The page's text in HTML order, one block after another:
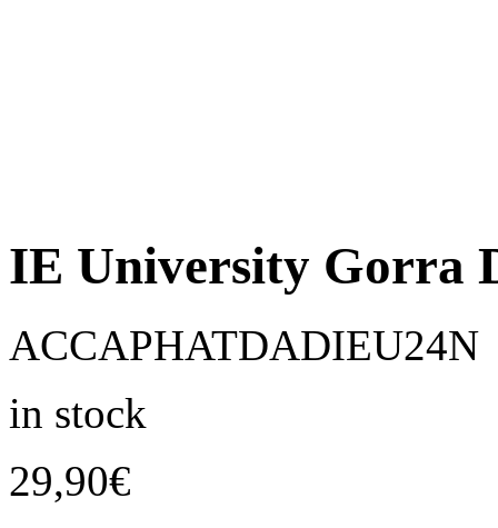
IE University Gorra
ACCAPHATDADIEU24N
in stock
29,90€